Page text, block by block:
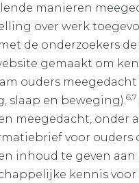
manieren
over werk
de onderzoekers
gemaakt om
ouders
slaap en beweging). 6,7
meegedacht, onder
voor ouders
inhoud te geven
kennis